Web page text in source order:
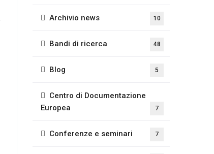
Archivio news 10
Bandi di ricerca 48
Blog 5
Centro di Documentazione
Europea
7
Conferenze e seminari 7